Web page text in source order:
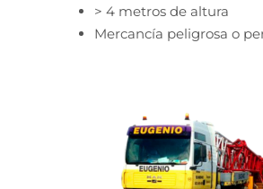
> 4 metros de altura
Mercancía peligrosa o